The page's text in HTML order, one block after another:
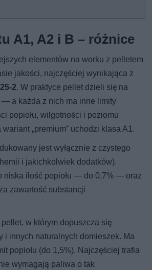
A1, A2 i B – różnice
elementów na worku z pelletem
jakości, najczęściej wynikająca z
2. W praktyce pellet dzieli się na
— a każda z nich ma inne limity
popiołu, wilgotności i poziomu
„premium” uchodzi klasa A1.
jest wyłącznie z czystego
i jakichkolwiek dodatków).
niska ilość popiołu — do 0,7% — oraz
zawartość substancji
w którym dopuszcza się
i innych naturalnych domieszek. Ma
popiołu (do 1,5%). Najczęściej trafia
wymagają paliwa o tak